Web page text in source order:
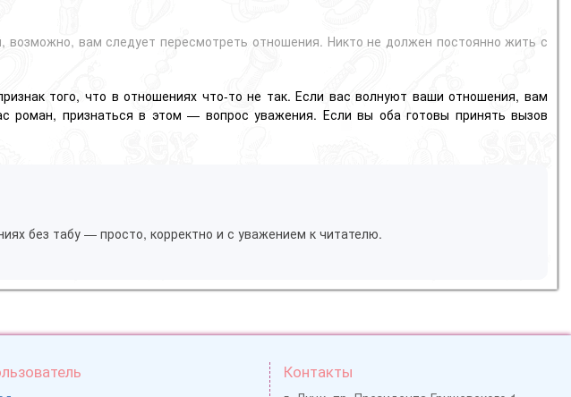
возможно, вам следует пересмотреть отношения. Никто не должен постоянно жить с
того, что в отношениях что-то не так. Если вас волнуют ваши отношения, вам
роман, признаться в этом — вопрос уважения. Если вы оба готовы принять вызов
без табу — просто, корректно и с уважением к читателю.
Контакты